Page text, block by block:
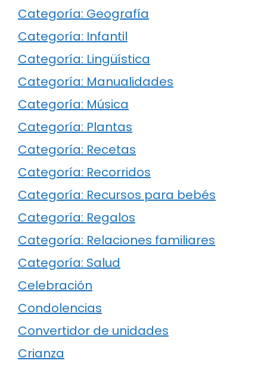
Categoría: Geografía
Categoría: Infantil
Categoría: Lingüística
Categoría: Manualidades
Categoría: Música
Categoría: Plantas
Categoría: Recetas
Categoría: Recorridos
Categoría: Recursos para bebés
Categoría: Regalos
Categoría: Relaciones familiares
Categoría: Salud
Celebración
Condolencias
Convertidor de unidades
Crianza